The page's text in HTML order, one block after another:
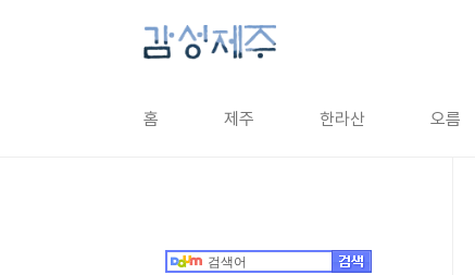
홈 제주 한라산 오름